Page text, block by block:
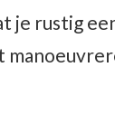
je rustig